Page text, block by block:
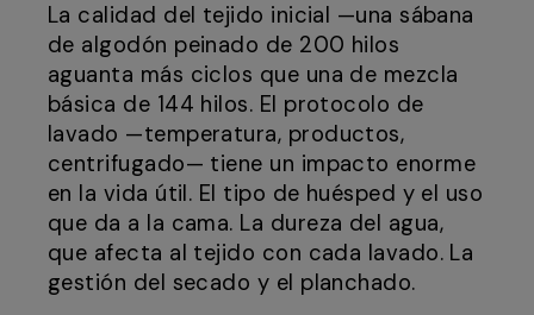
La calidad del tejido inicial —una sábana
de algodón peinado de 200 hilos
aguanta más ciclos que una de mezcla
básica de 144 hilos. El protocolo de
lavado —temperatura, productos,
centrifugado— tiene un impacto enorme
en la vida útil. El tipo de huésped y el uso
que da a la cama. La dureza del agua,
que afecta al tejido con cada lavado. La
gestión del secado y el planchado.